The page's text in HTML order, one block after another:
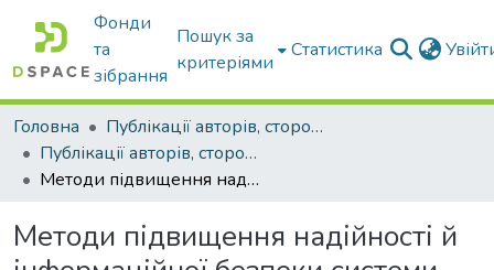
Фонди
та
зібрання
Пошук за
критеріями
Статистика
Головна
Публікації авторів, сторонніх університету
Публікації авторів, сторонніх університету
Методи підвищення надійності й інформаційної безпеки системи віддаленого доступу до телекомунікаційного обладнання
Методи підвищення надійності й